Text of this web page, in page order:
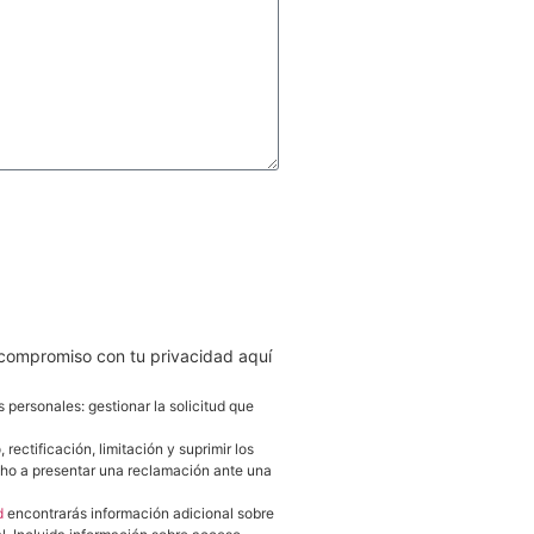
con tu privacidad aquí
personales: gestionar la solicitud que
rectificación, limitación y suprimir los
a presentar una reclamación ante una
encontrarás información adicional sobre